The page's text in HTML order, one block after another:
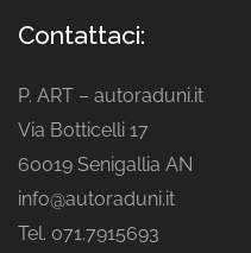
Contattaci:
P. ART – autoraduni.it
Via Botticelli 17
60019 Senigallia AN
info@autoraduni.it
Tel. 071.7915693